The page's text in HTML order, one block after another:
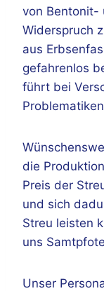
von Bentonit-
Widerspruch
aus
gefahrenlos
führt bei
die
Preis der
und sich
Streu leisten
uns
Unser